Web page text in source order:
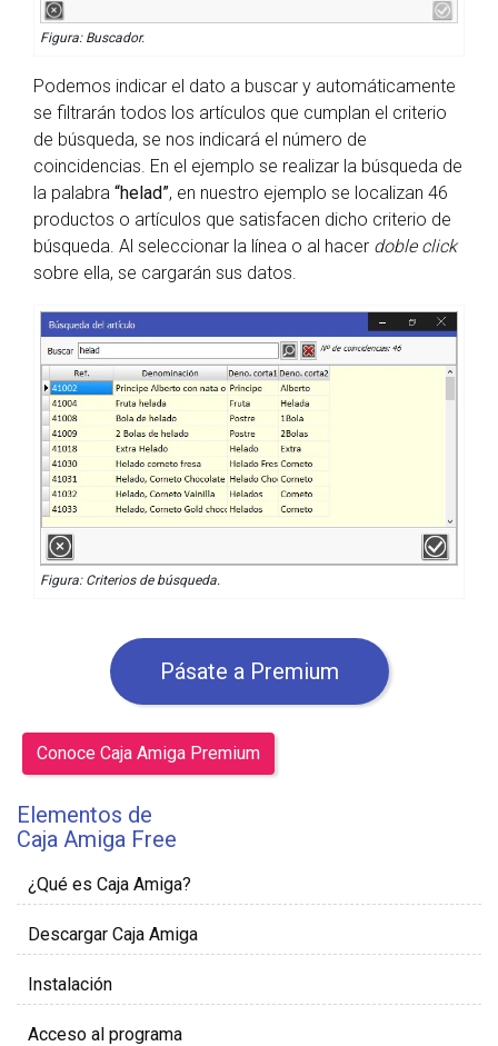
Figura: Buscador.
Podemos indicar el dato a buscar y automáticamente
se filtrarán todos los artículos que cumplan el criterio
de búsqueda, se nos indicará el número de
coincidencias. En el ejemplo se realizar la búsqueda de
la palabra “helad”, en nuestro ejemplo se localizan 46
productos o artículos que satisfacen dicho criterio de
búsqueda. Al seleccionar la línea o al hacer doble click
sobre ella, se cargarán sus datos.
Figura: Criterios de búsqueda.
Pásate a Premium
Conoce Caja Amiga Premium
Elementos de
Caja Amiga Free
¿Qué es Caja Amiga?
Descargar Caja Amiga
Instalación
Acceso al programa